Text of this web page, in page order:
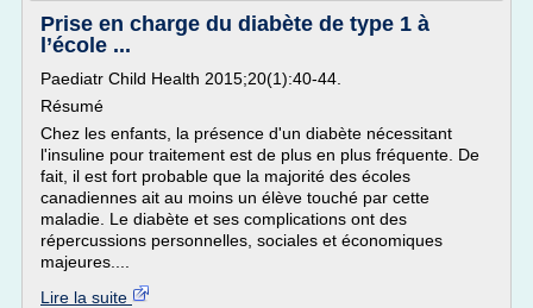
Prise en charge du diabète de type 1 à
l’école ...
Paediatr Child Health 2015;20(1):40-44.
Résumé
Chez les enfants, la présence d'un diabète nécessitant
l'insuline pour traitement est de plus en plus fréquente. De
fait, il est fort probable que la majorité des écoles
canadiennes ait au moins un élève touché par cette
maladie. Le diabète et ses complications ont des
répercussions personnelles, sociales et économiques
majeures....
Lire la suite